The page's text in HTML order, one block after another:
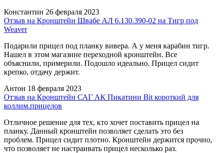
Константин 26 февраля 2023
Отзыв на Кронштейн Швабе АЛ 6.130.390-02 на Тигр под
Weaver
Подарили прицел под планку вивера. А у меня карабин тигр.
Нашел в этом магазине переходной кронштейн. Все
объяснили, примерили. Подошло идеально. Прицел сидит
крепко, отдачу держит.
Антон 18 февраля 2023
Отзыв на Кронштейн САГ АК Пикатини Bit короткий для
коллим.прицелов
Отличное решение для тех, кто хочет поставить прицел на
планку. Данный кронштейн позволяет сделать это без
проблем. Прицел сидит плотно. Кронштейн держится прочно,
что позволяет не настраивать прицел несколько раз.